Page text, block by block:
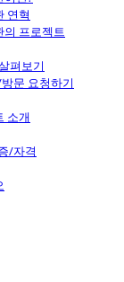
연혁
의 프로젝트
펴보기
문 요청하기
소개
/자격